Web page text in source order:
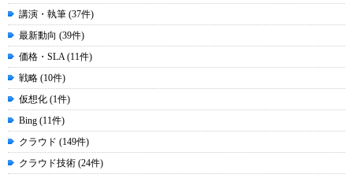
講演・執筆 (37件)
最新動向 (39件)
価格・SLA (11件)
戦略 (10件)
仮想化 (1件)
Bing (11件)
クラウド (149件)
クラウド技術 (24件)